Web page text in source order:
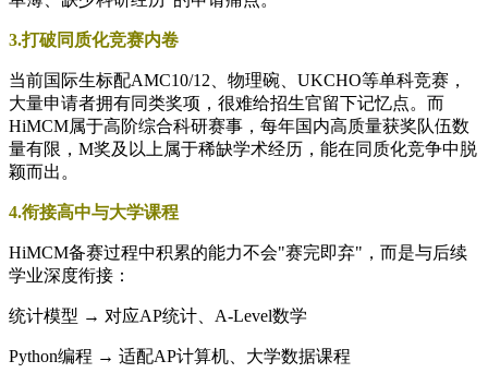
3.打破同质化竞赛内卷
当前国际生标配AMC10/12、物理碗、UKCHO等单科竞赛，
大量申请者拥有同类奖项，很难给招生官留下记忆点。而
HiMCM属于高阶综合科研赛事，每年国内高质量获奖队伍数
量有限，M奖及以上属于稀缺学术经历，能在同质化竞争中脱
颖而出。
4.衔接高中与大学课程
HiMCM备赛过程中积累的能力不会"赛完即弃"，而是与后续
学业深度衔接：
统计模型 → 对应AP统计、A-Level数学
Python编程 → 适配AP计算机、大学数据课程